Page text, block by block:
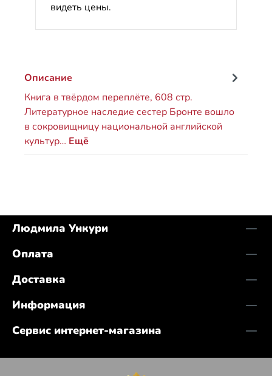
видеть цены.
Описание
Книга в твёрдом переплёте, 608 стр.
Литературное наследие сестер Бронте вошло
в сокровищницу национальной английской
культур… Ещё
Людмила Ункури
Оплата
Доставка
Информация
Сервис интернет-магазина